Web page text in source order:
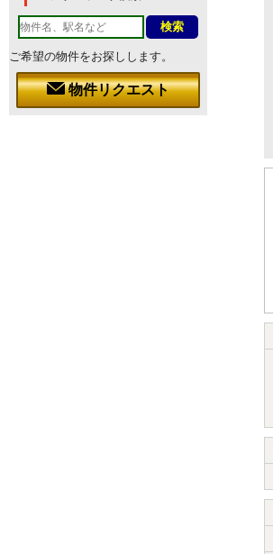
ご希望の物件をお探しします。
物件リクエスト